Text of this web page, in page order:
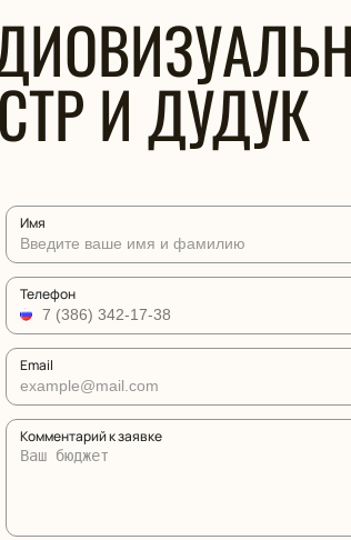
И ДУДУК
Имя
Телефон
Email
Комментарий к заявке